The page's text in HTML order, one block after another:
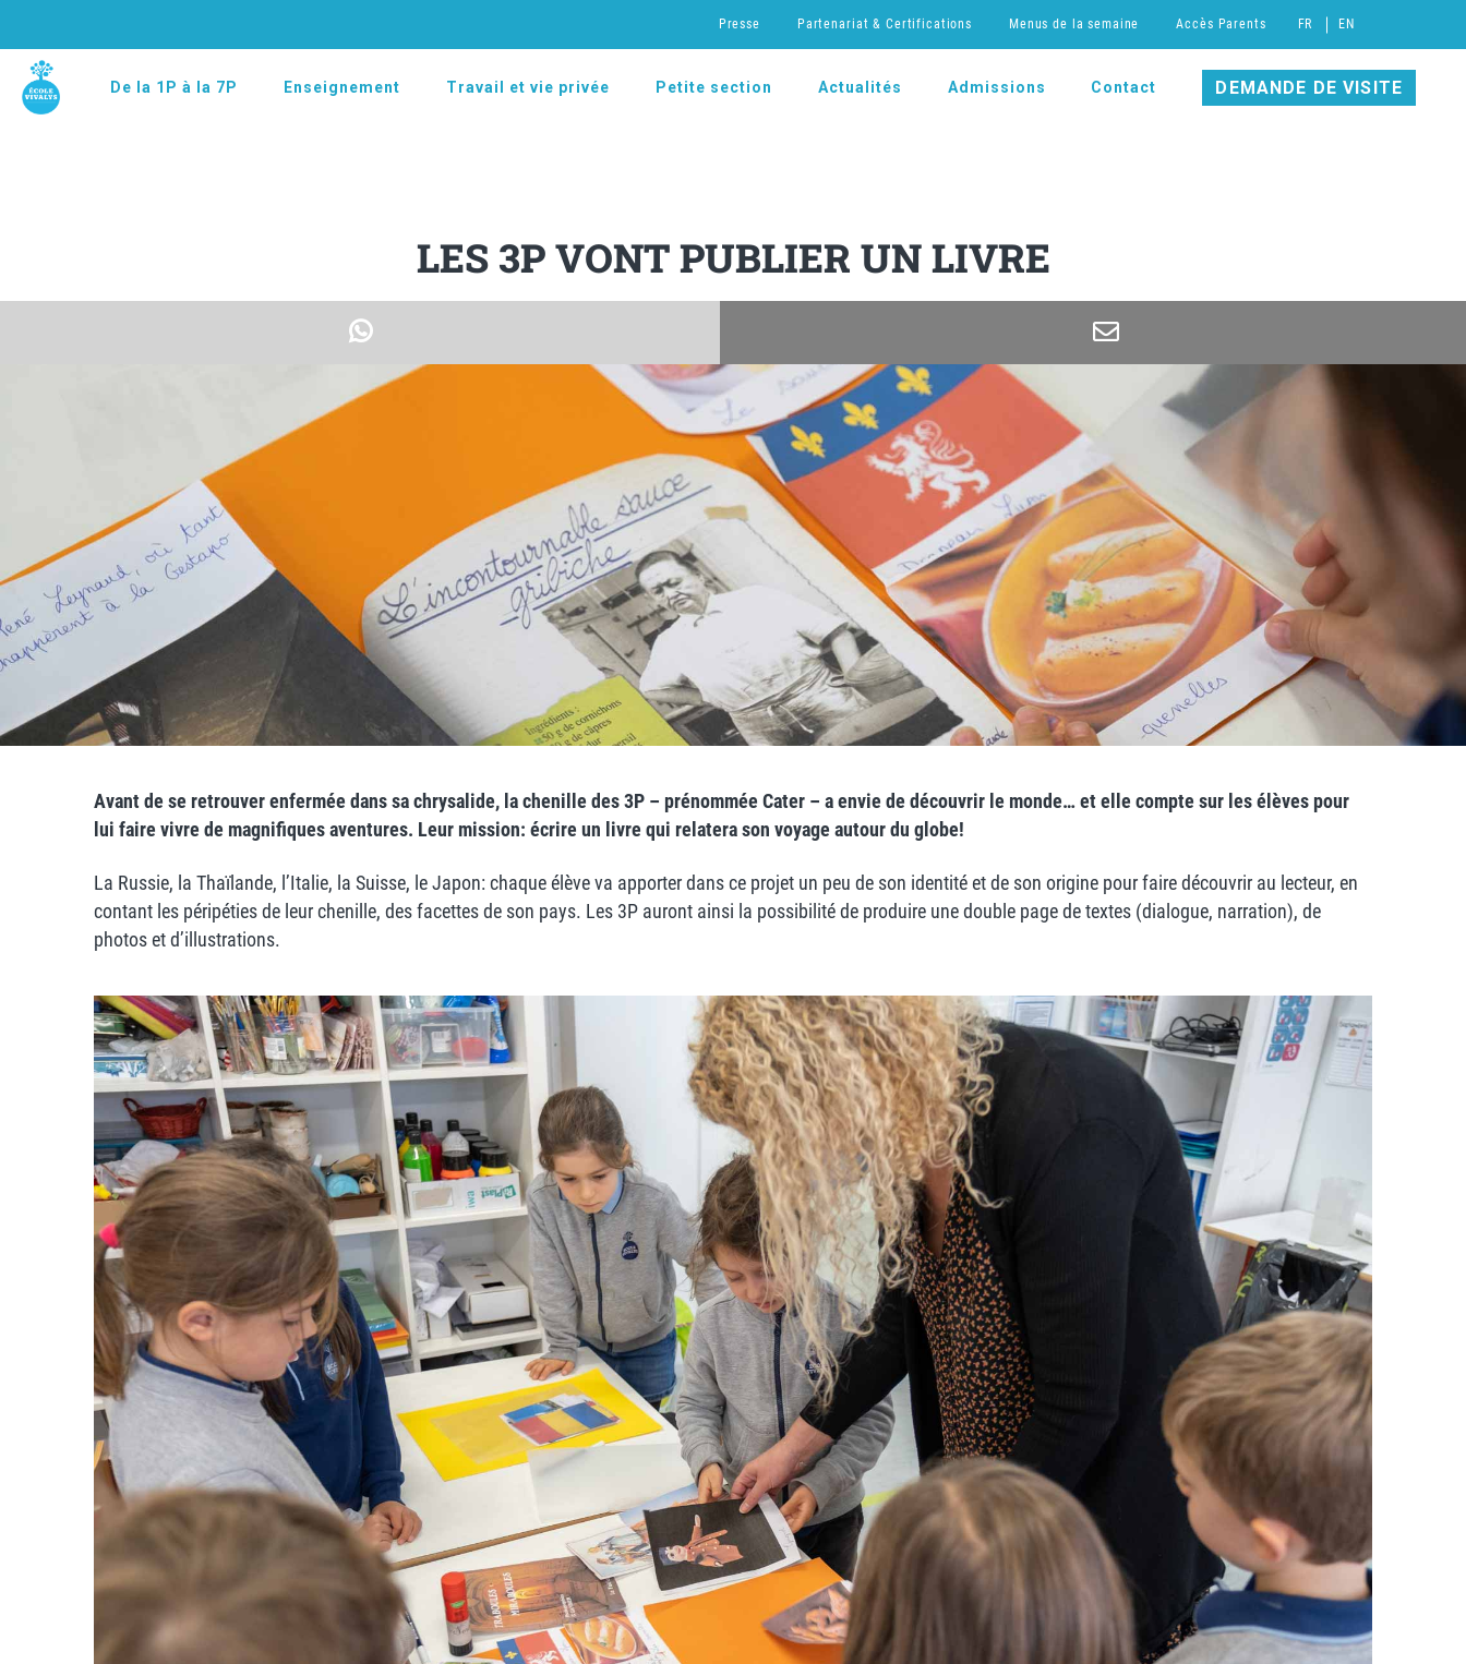
Presse Partenariat & Certifications Menus de la semaine Accès Parents FR EN
De la 1P à la 7P Enseignement Travail et vie privée Petite section Actualités Admissions Contact DEMANDE DE VISITE
LES 3P VONT PUBLIER UN LIVRE
Avant de se retrouver enfermée dans sa chrysalide, la chenille des 3P – prénommée Cater – a envie de découvrir le monde… et elle compte sur les élèves pour
lui faire vivre de magnifiques aventures. Leur mission: écrire un livre qui relatera son voyage autour du globe!
La Russie, la Thaïlande, l’Italie, la Suisse, le Japon: chaque élève va apporter dans ce projet un peu de son identité et de son origine pour faire découvrir au lecteur, en
contant les péripéties de leur chenille, des facettes de son pays. Les 3P auront ainsi la possibilité de produire une double page de textes (dialogue, narration), de
photos et d’illustrations.